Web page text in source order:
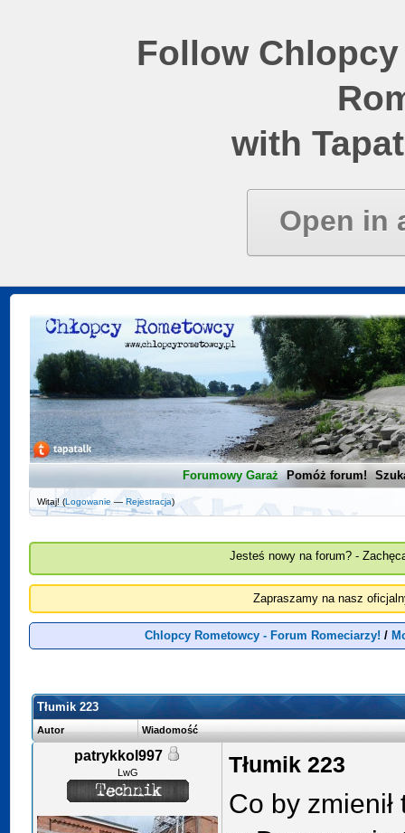
Follow
with
Open in
Forumowy Garaż Pomóż forum!
Witaj! (Logowanie —Rejestracja)
Jesteś nowy na forum? -
Zapraszamy na nasz
Chlopcy Rometowcy - Forum Romeciarzy! /
Tłumik 223
Autor Wiadomość
patrykkol997
LwG Tłumik 223
Co by